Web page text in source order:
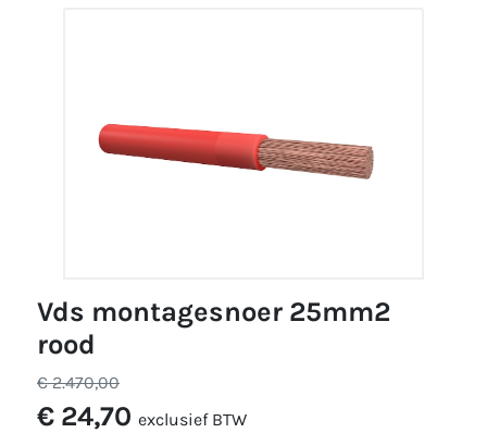
vds montagesnoer 25mm2
rood
€ 2.470,00
€ 24,70 exclusief BTW